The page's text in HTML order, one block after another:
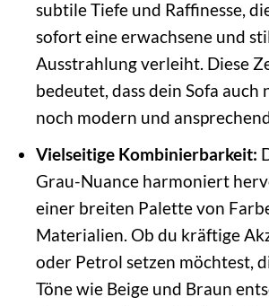
subtile Tiefe und Raffinesse,
sofort eine erwachsene und
Ausstrahlung verleiht. Diese
bedeutet, dass dein Sofa auch
noch modern und
Vielseitige Kombinierbarkeit:
Grau-Nuance harmoniert
einer breiten Palette von
Materialien. Ob du kräftige
oder Petrol setzen möchtest,
Töne wie Beige und Braun